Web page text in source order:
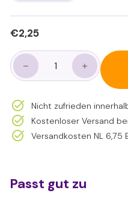
Normaler
€2,25€2,25
Nicht zufrieden
Kostenloser Versand
Versandkosten NL 6,75
Passt gut zu